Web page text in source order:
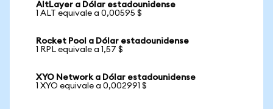
AltLayer a Dólar estadounidense
1 ALT equivale a 0,00595 $
Rocket Pool a Dólar estadounidense
1 RPL equivale a 1,57 $
XYO Network a Dólar estadounidense
1 XYO equivale a 0,002991 $